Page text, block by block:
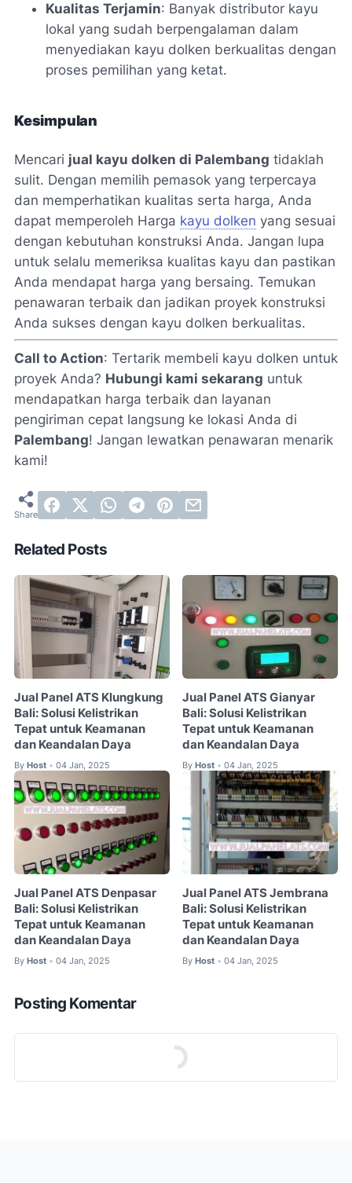
Kualitas Terjamin: Banyak distributor kayu
lokal yang sudah berpengalaman dalam
menyediakan kayu dolken berkualitas dengan
proses pemilihan yang ketat.
Kesimpulan
Mencari jual kayu dolken di Palembang tidaklah
sulit. Dengan memilih pemasok yang terpercaya
dan memperhatikan kualitas serta harga, Anda
dapat memperoleh Harga kayu dolken yang sesuai
dengan kebutuhan konstruksi Anda. Jangan lupa
untuk selalu memeriksa kualitas kayu dan pastikan
Anda mendapat harga yang bersaing. Temukan
penawaran terbaik dan jadikan proyek konstruksi
Anda sukses dengan kayu dolken berkualitas.
Call to Action: Tertarik membeli kayu dolken untuk
proyek Anda? Hubungi kami sekarang untuk
mendapatkan harga terbaik dan layanan
pengiriman cepat langsung ke lokasi Anda di
Palembang! Jangan lewatkan penawaran menarik
kami!
Related Posts
Jual Panel ATS Klungkung
Bali: Solusi Kelistrikan
Tepat untuk Keamanan
dan Keandalan Daya
By Host • 04 Jan, 2025
Jual Panel ATS Gianyar
Bali: Solusi Kelistrikan
Tepat untuk Keamanan
dan Keandalan Daya
By Host • 04 Jan, 2025
Jual Panel ATS Denpasar
Bali: Solusi Kelistrikan
Tepat untuk Keamanan
dan Keandalan Daya
By Host • 04 Jan, 2025
Jual Panel ATS Jembrana
Bali: Solusi Kelistrikan
Tepat untuk Keamanan
dan Keandalan Daya
By Host • 04 Jan, 2025
Posting Komentar